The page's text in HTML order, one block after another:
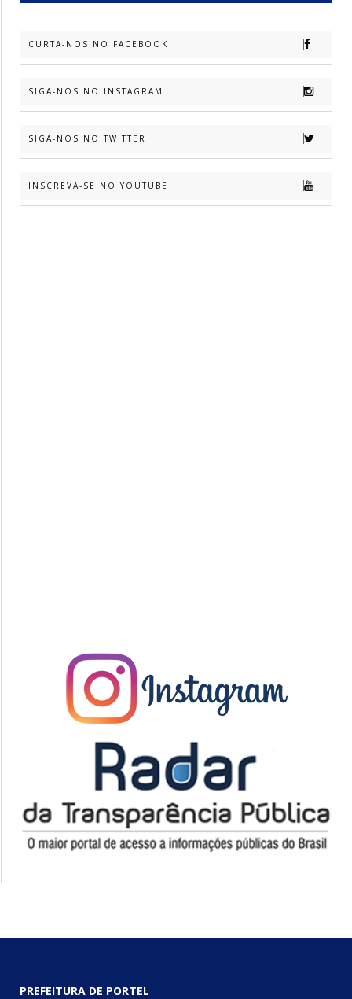
CURTA-NOS NO FACEBOOK
SIGA-NOS NO INSTAGRAM
SIGA-NOS NO TWITTER
INSCREVA-SE NO YOUTUBE
PREFEITURA DE PORTEL